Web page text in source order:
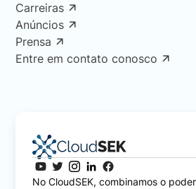
Carreiras
Anúncios
Prensa
Entre em contato conosco
No CloudSEK, combinamos o